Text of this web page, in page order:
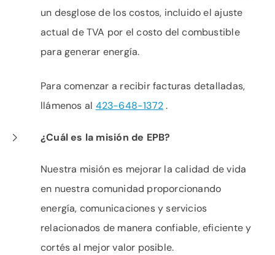
un desglose de los costos, incluido el ajuste
actual de TVA por el costo del combustible
para generar energía.
Para comenzar a recibir facturas detalladas,
llámenos al 423-648-1372.
¿Cuál es la misión de EPB?
Nuestra misión es mejorar la calidad de vida
en nuestra comunidad proporcionando
energía, comunicaciones y servicios
relacionados de manera confiable, eficiente y
cortés al mejor valor posible.